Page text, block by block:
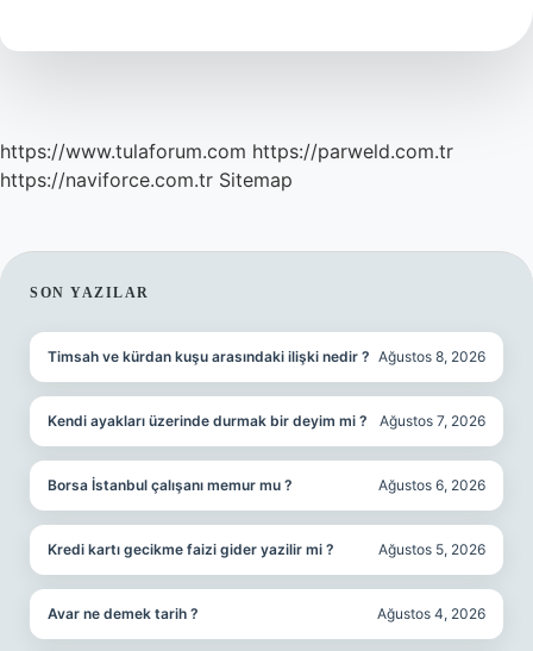
https://www.tulaforum.com https://parweld.com.tr
https://naviforce.com.tr Sitemap
SIDEBAR
SON YAZILAR
Timsah ve kürdan kuşu arasındaki ilişki nedir ? Ağustos 8, 2026
Kendi ayakları üzerinde durmak bir deyim mi ? Ağustos 7, 2026
Borsa İstanbul çalışanı memur mu ? Ağustos 6, 2026
Kredi kartı gecikme faizi gider yazilir mi ? Ağustos 5, 2026
Avar ne demek tarih ? Ağustos 4, 2026